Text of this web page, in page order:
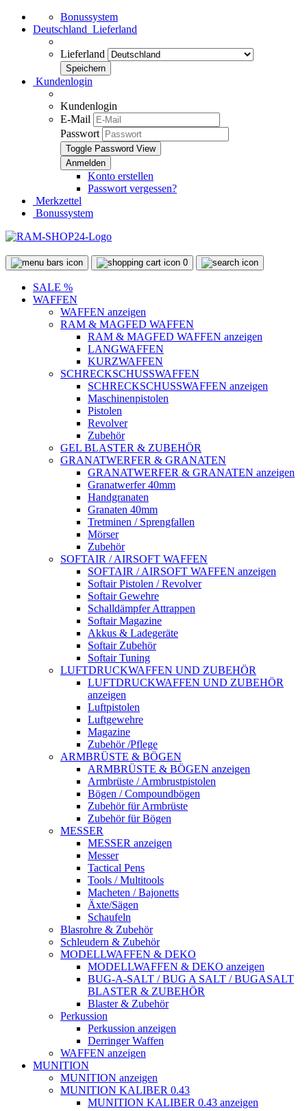
Bonussystem
Deutschland Lieferland
Lieferland
Kundenlogin
Kundenlogin
E-Mail
Passwort
Toggle Password View
Konto erstellen
Passwort vergessen?
Merkzettel
Bonussystem
0
SALE %
WAFFEN
WAFFEN anzeigen
RAM & MAGFED WAFFEN
RAM & MAGFED WAFFEN anzeigen
LANGWAFFEN
KURZWAFFEN
SCHRECKSCHUSSWAFFEN
SCHRECKSCHUSSWAFFEN anzeigen
Maschinenpistolen
Pistolen
Revolver
Zubehör
GEL BLASTER & ZUBEHÖR
GRANATWERFER & GRANATEN
GRANATWERFER & GRANATEN anzeigen
Granatwerfer 40mm
Handgranaten
Granaten 40mm
Tretminen / Sprengfallen
Mörser
Zubehör
SOFTAIR / AIRSOFT WAFFEN
SOFTAIR / AIRSOFT WAFFEN anzeigen
Softair Pistolen / Revolver
Softair Gewehre
Schalldämpfer Attrappen
Softair Magazine
Akkus & Ladegeräte
Softair Zubehör
Softair Tuning
LUFTDRUCKWAFFEN UND ZUBEHÖR
LUFTDRUCKWAFFEN UND ZUBEHÖR
anzeigen
Luftpistolen
Luftgewehre
Magazine
Zubehör /Pflege
ARMBRÜSTE & BÖGEN
ARMBRÜSTE & BÖGEN anzeigen
Armbrüste / Armbrustpistolen
Bögen / Compoundbögen
Zubehör für Armbrüste
Zubehör für Bögen
MESSER
MESSER anzeigen
Messer
Tactical Pens
Tools / Multitools
Macheten / Bajonetts
Äxte/Sägen
Schaufeln
Blasrohre & Zubehör
Schleudern & Zubehör
MODELLWAFFEN & DEKO
MODELLWAFFEN & DEKO anzeigen
BUG-A-SALT / BUG A SALT / BUGASALT
BLASTER & ZUBEHÖR
Blaster & Zubehör
Perkussion
Perkussion anzeigen
Derringer Waffen
WAFFEN anzeigen
MUNITION
MUNITION anzeigen
MUNITION KALIBER 0.43
MUNITION KALIBER 0.43 anzeigen